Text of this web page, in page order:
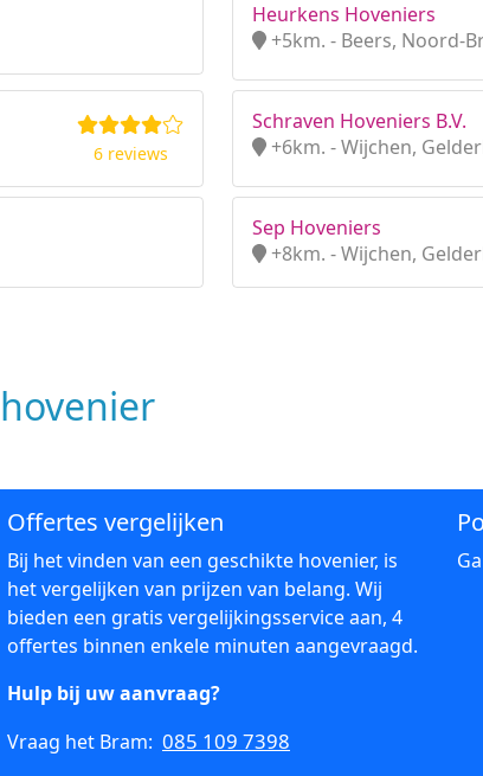
Heurkens Hoveniers
+5km. - Beers, Noord-
6 reviews
Schraven Hoveniers B.V.
+6km. - Wijchen,
Sep Hoveniers
+8km. - Wijchen,
Offertes vergelijken
Bij het vinden van een geschikte hovenier, is
het vergelijken van prijzen van belang. Wij
bieden een gratis vergelijkingsservice aan, 4
offertes binnen enkele minuten aangevraagd.
Hulp bij uw aanvraag?
Vraag het Bram: 085 109 7398